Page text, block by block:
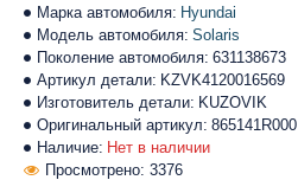
Наличие: Нет в наличии
Марка автомобиля: Hyundai
Модель автомобиля: Solaris
Поколение автомобиля: 631138673
Артикул детали: KZVK4120016569
Изготовитель детали: KUZOVIK
Оригинальный артикул: 865141R000
Просмотрено: 3376